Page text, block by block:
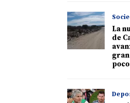
La
de